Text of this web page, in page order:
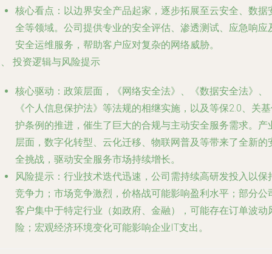
核心看点 ：以边界安全产品起家，逐步拓展至云安全、数据
全等领域。公司提供专业的安全评估、渗透测试、应急响应
安全运维服务，帮助客户应对复杂的网络威胁。
投资逻辑与风险提示
核心驱动 ：政策层面，《网络安全法》、《数据安全法》、
《个人信息保护法》等法规的相继实施，以及等保2.0、关
护条例的推进，催生了巨大的合规与主动安全服务需求。产
层面，数字化转型、云化迁移、物联网普及等带来了全新的
全挑战，驱动安全服务市场持续增长。
风险提示 ：行业技术迭代迅速，公司需持续高研发投入以保
竞争力；市场竞争激烈，价格战可能影响盈利水平；部分公
客户集中于特定行业（如政府、金融），可能存在订单波动
险；宏观经济环境变化可能影响企业IT支出。